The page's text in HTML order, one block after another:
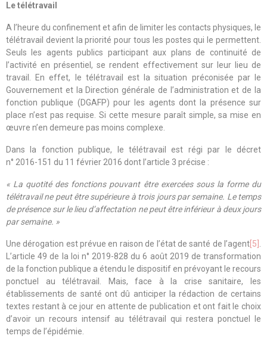
Le télétravail
A l’heure du confinement et afin de limiter les contacts physiques, le
télétravail devient la priorité pour tous les postes qui le permettent.
Seuls les agents publics participant aux plans de continuité de
l’activité en présentiel, se rendent effectivement sur leur lieu de
travail. En effet, le télétravail est la situation préconisée par le
Gouvernement et la Direction générale de l’administration et de la
fonction publique (DGAFP) pour les agents dont la présence sur
place n’est pas requise. Si cette mesure paraît simple, sa mise en
œuvre n’en demeure pas moins complexe.
Dans la fonction publique, le télétravail est régi par le décret
n° 2016-151 du 11 février 2016 dont l’article 3 précise :
« La quotité des fonctions pouvant être exercées sous la forme du
télétravail ne peut être supérieure à trois jours par semaine. Le temps
de présence sur le lieu d’affectation ne peut être inférieur à deux jours
par semaine. »
Une dérogation est prévue en raison de l’état de santé de l’agent [5]
L’article 49 de la loi n° 2019-828 du 6 août 2019 de transformation
de la fonction publique a étendu le dispositif en prévoyant le recours
ponctuel au télétravail. Mais, face à la crise sanitaire, les
établissements de santé ont dû anticiper la rédaction de certains
textes restant à ce jour en attente de publication et ont fait le choix
d’avoir un recours intensif au télétravail qui restera ponctuel le
temps de l’épidémie.